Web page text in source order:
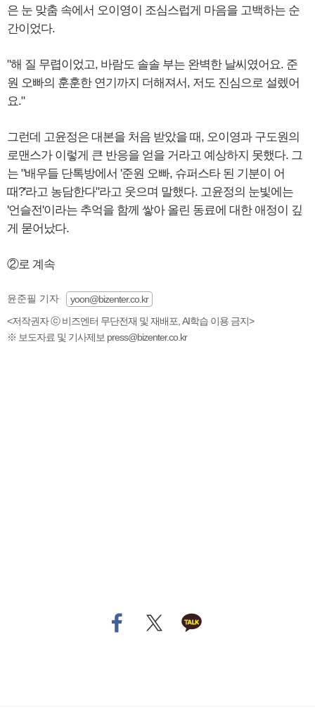
은 눈 맞춤 속에서 오이영이 조심스럽게 마음을 고백하는 순
간이었다.
"해 질 무렵이었고, 바람도 솔솔 부는 완벽한 날씨였어요. 준
원 오빠의 훈훈한 연기까지 더해져서, 저도 진심으로 설렜어
요."
그런데 고윤정은 대본을 처음 받았을 때, 오이영과 구도원의
로맨스가 이렇게 큰 반응을 얻을 거라고 예상하지 못했다. 그
는 "배우들 단톡방에서 '준원 오빠, 슈퍼스타 된 기분이 어
때?'라고 농담한다"라고 웃으며 말했다. 고윤정의 눈빛에는
'언슬전'이라는 추억을 함께 쌓아 올린 동료에 대한 애정이 깊
게 묻어났다.
②로 계속
윤준필 기자
yoon@bizenter.co.kr
<저작권자 ⓒ 비즈엔터 무단전재 및 재배포, AI학습 이용 금지>
※ 보도자료 및 기사제보 press@bizenter.co.kr